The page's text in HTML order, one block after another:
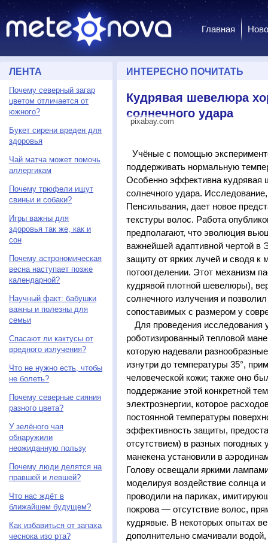
Главная
ЛЕНТА
Почему северный загар
цветом отличается от
южного?
Букет сирени вреден для
здоровья
Чай матча может помочь
аллергикам
Почему трюфели ищут
свиньи и собаки?
Игры важны для
здоровья так же, как и
сон
Почему астрономическая
весна наступает позже
календарной?
Научный факт: бабушки
важны и полезны для
семьи
Спасают ли кактусы от
вредного излучения?
Что не нужно есть, чтобы
не болеть?
Почему северные сияния
разного цвета?
У зелёного чая
обнаружили
неожиданную пользу
Почему люди делятся на
правшей и левшей?
Что нас ждёт в
ближайшем будущем?
Как избавиться от запаха
чеснока изо рта?
ИНТЕРЕСНО ПОЧИТАТЬ
Кудрявая шевелюра
солнечного удара
pixabay.com
Учёные с помощью
поддерживать нормальную
Особенно эффективна
солнечного удара.
Пенсильвания, дает новое
текстуры волос. Работа
предполагают, что эволюция
важнейшей адаптивной чертой в
защиту от ярких лучей и сводя к
потоотделении. Этот механизм
кудрявой плотной шевелюры),
солнечного излучения и
сопоставимых с размером у
Для проведения исследования
роботизированный тепловой
которую надевали
изнутри до температуры 35°,
человеческой кожи; также оно
поддержание этой конкретной
электроэнергии, которое
постоянной температуры
эффективность защиты,
отсутствием) в разных погодных
манекена установили в
Голову освещали яркими
моделируя воздействие солнца
проводили на париках,
покрова — отсутствие волос,
кудрявые. В некоторых опытах
дополнительно смачивали